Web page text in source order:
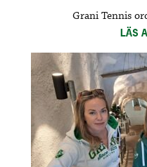
Grani Tennis
LÄS